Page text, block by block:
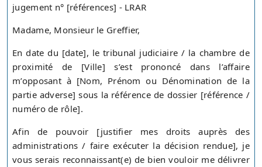
jugement n° [références] - LRAR
Madame, Monsieur le Greffier,
En date du [date], le tribunal judiciaire / la chambre de
proximité de [Ville] s’est prononcé dans l’affaire
m’opposant à [Nom, Prénom ou Dénomination de la
partie adverse] sous la référence de dossier [référence /
numéro de rôle].
Afin de pouvoir [justifier mes droits auprès des
administrations / faire exécuter la décision rendue], je
vous serais reconnaissant(e) de bien vouloir me délivrer